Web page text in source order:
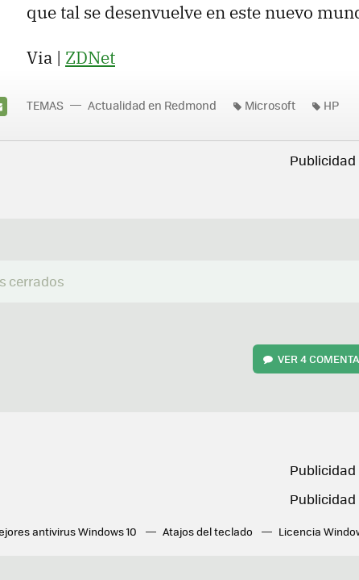
que tal se desenvuelve en este nuevo
Via | ZDNet
TEMAS Actualidad en Redmond Microsoft HP
cerrados
VER4
antivirus Windows 10 Atajos del teclado Licencia